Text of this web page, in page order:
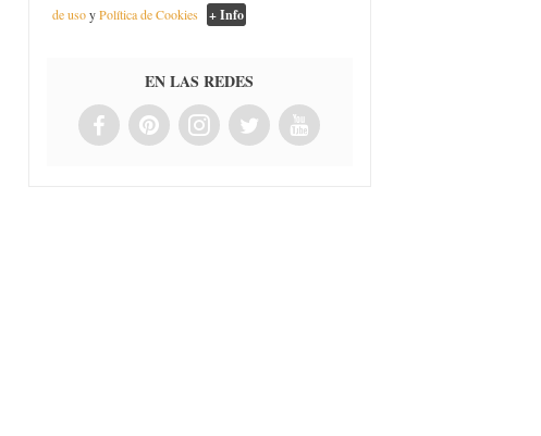
de usoyPolítica de Cookies + Info
EN LAS REDES